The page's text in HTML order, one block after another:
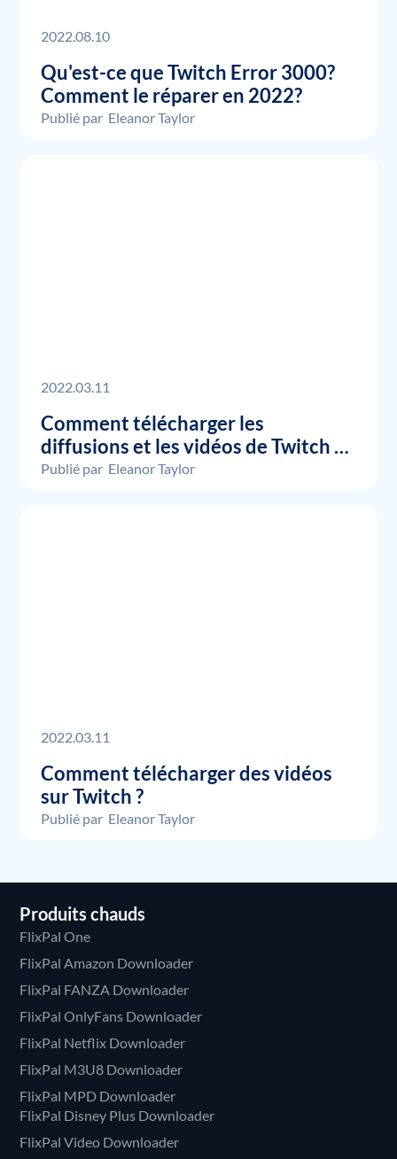
2022.08.10
Qu'est-ce que Twitch Error 3000?
Comment le réparer en 2022?
Publié par Eleanor Taylor
2022.03.11
Comment télécharger les
diffusions et les vidéos de Twitch ?
[Mise à jour 2022]
Publié par Eleanor Taylor
2022.03.11
Comment télécharger des vidéos
sur Twitch ?
Publié par Eleanor Taylor
Produits chauds
FlixPal One
FlixPal Amazon Downloader
FlixPal FANZA Downloader
FlixPal OnlyFans Downloader
FlixPal Netflix Downloader
FlixPal M3U8 Downloader
FlixPal MPD Downloader
FlixPal Disney Plus Downloader
FlixPal Video Downloader